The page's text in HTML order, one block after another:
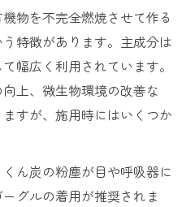
物を不完全燃焼させて作る
特徴があります。主成分は
幅広く利用されています。
上、微生物環境の改善な
すが、施用時にはいくつか
ん炭の粉塵が目や呼吸器に
グルの着用が推奨されま